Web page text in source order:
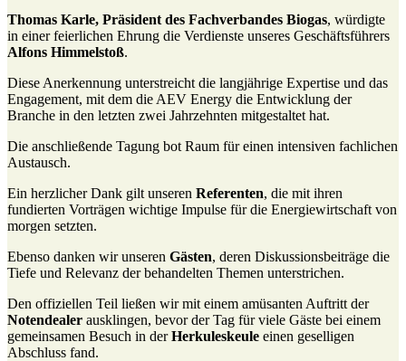
Thomas Karle, Präsident des Fachverbandes Biogas, würdigte
in einer feierlichen Ehrung die Verdienste unseres Geschäftsführers
Alfons Himmelstoß.
Diese Anerkennung unterstreicht die langjährige Expertise und das
Engagement, mit dem die AEV Energy die Entwicklung der
Branche in den letzten zwei Jahrzehnten mitgestaltet hat.
Die anschließende Tagung bot Raum für einen intensiven fachlichen
Austausch.
Ein herzlicher Dank gilt unseren Referenten, die mit ihren
fundierten Vorträgen wichtige Impulse für die Energiewirtschaft von
morgen setzten.
Ebenso danken wir unseren Gästen, deren Diskussionsbeiträge die
Tiefe und Relevanz der behandelten Themen unterstrichen.
Den offiziellen Teil ließen wir mit einem amüsanten Auftritt der
Notendealer ausklingen, bevor der Tag für viele Gäste bei einem
gemeinsamen Besuch in derHerkuleskeule einen geselligen
Abschluss fand.